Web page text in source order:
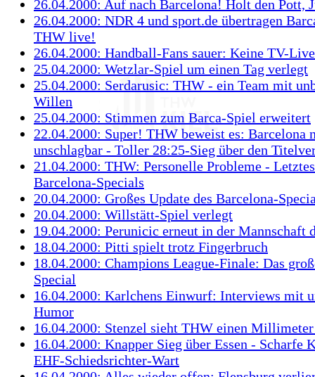
26.04.2000: Auf nach Barcelona! Holt den Pott,
26.04.2000: NDR 4 und sport.de übertragen
THW live!
26.04.2000: Handball-Fans sauer: Keine TV-
25.04.2000: Wetzlar-Spiel um einen Tag verlegt
25.04.2000: Serdarusic: THW - ein Team mit
Willen
25.04.2000: Stimmen zum Barca-Spiel erweitert
22.04.2000: Super! THW beweist es: Barcelona
unschlagbar - Toller 28:25-Sieg über den
21.04.2000: THW: Personelle Probleme -
Barcelona-Specials
20.04.2000: Großes Update des Barcelona-
20.04.2000: Willstätt-Spiel verlegt
19.04.2000: Perunicic erneut in der Mannschaft
18.04.2000: Pitti spielt trotz Fingerbruch
18.04.2000: Champions League-Finale: Das
Special
16.04.2000: Karlchens Einwurf: Interviews mit
Humor
16.04.2000: Stenzel sieht THW einen
16.04.2000: Knapper Sieg über Essen - Scharfe
EHF-Schiedsrichter-Wart